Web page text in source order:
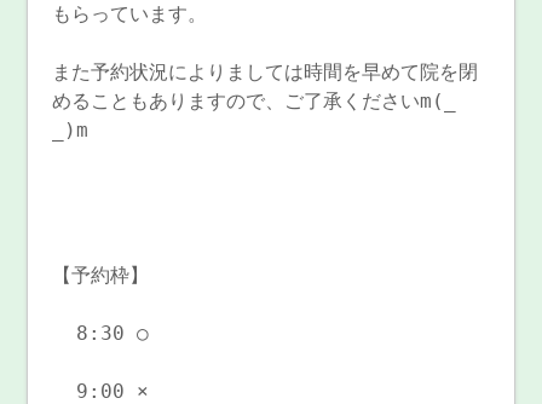
もらっています。
また予約状況によりましては時間を早めて院を閉
めることもありますので、ご了承くださいm(_
_)m
【予約枠】
8:30 ○
9:00 ×